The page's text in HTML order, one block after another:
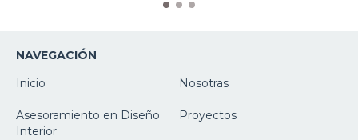
NAVEGACIÓN
Inicio
Nosotras
Asesoramiento en Diseño
Interior
Proyectos